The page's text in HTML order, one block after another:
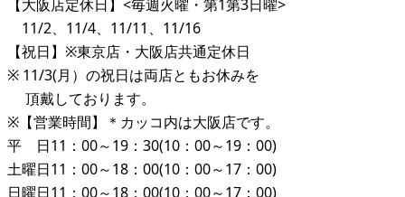
【大阪店定休日】<毎週火曜・第1第3日曜>
11/2、11/4、11/11、11/16
【祝日】※東京店・大阪店共通定休日
※ 11/3(月）の祝日は両店ともお休みを
頂戴しております。
※【営業時間】＊カッコ内は大阪店です。
平 日11：00～19：30(10：00～19：00)
土曜日11：00～18：00(10：00～17：00)
日曜日11：00～18：00(10：00～17：00)